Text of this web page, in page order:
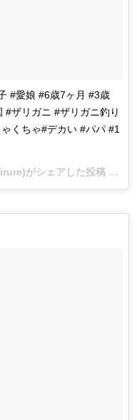
#愛娘 #6歳7ヶ月 #3歳
ザリガニ #ザリガニ釣り
くちゃ#デカい #パパ #1
がシェアした投稿 –